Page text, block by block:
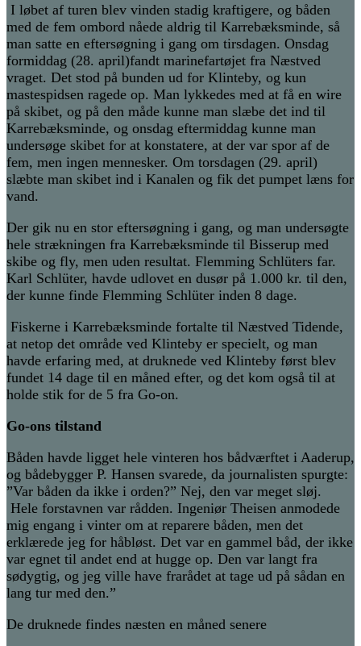
I løbet af turen blev vinden stadig kraftigere, og båden
med de fem ombord nåede aldrig til Karrebæksminde, så
man satte en eftersøgning i gang om tirsdagen. Onsdag
formiddag (28. april)fandt marinefartøjet fra Næstved
vraget. Det stod på bunden ud for Klinteby, og kun
mastespidsen ragede op. Man lykkedes med at få en wire
på skibet, og på den måde kunne man slæbe det ind til
Karrebæksminde, og onsdag eftermiddag kunne man
undersøge skibet for at konstatere, at der var spor af de
fem, men ingen mennesker. Om torsdagen (29. april)
slæbte man skibet ind i Kanalen og fik det pumpet læns for
vand.
Der gik nu en stor eftersøgning i gang, og man undersøgte
hele strækningen fra Karrebæksminde til Bisserup med
skibe og fly, men uden resultat. Flemming Schlüters far.
Karl Schlüter, havde udlovet en dusør på 1.000 kr. til den,
der kunne finde Flemming Schlüter inden 8 dage.
Fiskerne i Karrebæksminde fortalte til Næstved Tidende,
at netop det område ved Klinteby er specielt, og man
havde erfaring med, at druknede ved Klinteby først blev
fundet 14 dage til en måned efter, og det kom også til at
holde stik for de 5 fra Go-on.
Go-ons tilstand
Båden havde ligget hele vinteren hos bådværftet i Aaderup,
og bådebygger P. Hansen svarede, da journalisten spurgte:
”Var båden da ikke i orden?” Nej, den var meget sløj.
Hele forstavnen var rådden. Ingeniør Theisen anmodede
mig engang i vinter om at reparere båden, men det
erklærede jeg for håbløst. Det var en gammel båd, der ikke
var egnet til andet end at hugge op. Den var langt fra
sødygtig, og jeg ville have frarådet at tage ud på sådan en
lang tur med den.”
De druknede findes næsten en måned senere